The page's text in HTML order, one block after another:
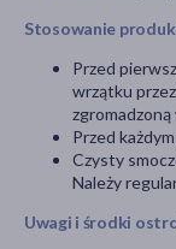
Stosowanie
Przed
wrzątku
Przed
Czysty
Należy
Uwagi i środki